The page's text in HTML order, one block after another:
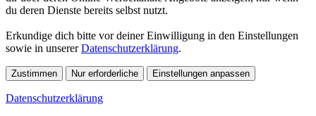
du deren Dienste bereits selbst nutzt.
Erkundige dich bitte vor deiner Einwilligung in den Einstellungen
sowie in unsererDatenschutzerklärung.
Zustimmen Nur erforderliche Einstellungen anpassen
Datenschutzerklärung